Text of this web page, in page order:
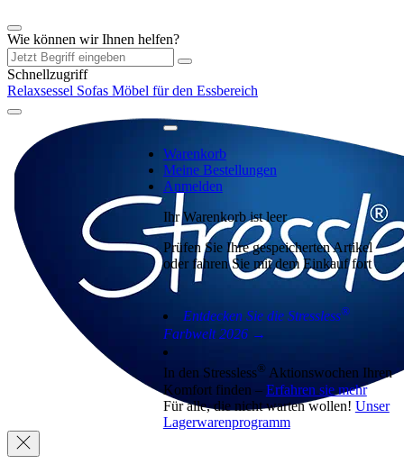
Wie können wir Ihnen helfen?
Schnellzugriff
Relaxsessel Sofas Möbel für den Essbereich
Warenkorb
Meine Bestellungen
Anmelden
Ihr Warenkorb ist leer
Prüfen Sie Ihre gespeicherten Artikel
oder fahren Sie mit dem Einkauf fort
Entdecken Sie die Stressless®
Farbwelt 2026 →
In den Stressless® Aktionswochen Ihren
Komfort finden – Erfahren sie mehr
Für alle, die nicht warten wollen! Unser
Lagerwarenprogramm